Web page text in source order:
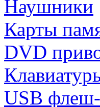
Наушники
Карты
DVD
USB